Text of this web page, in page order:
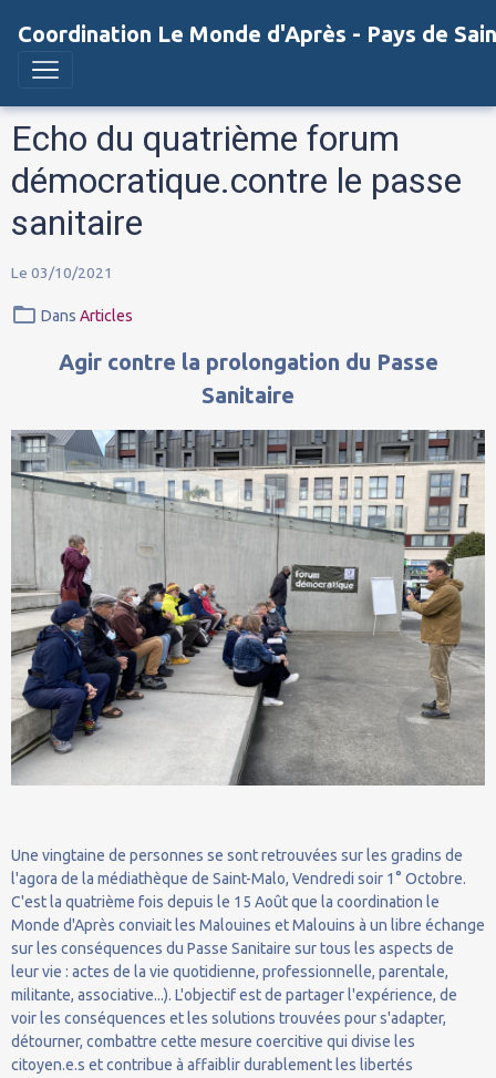
Coordination Le Monde d'Après - Pays de
Echo du quatrième forum
démocratique.contre le passe
sanitaire
Le 03/10/2021
Dans Articles
Agir contre la prolongation du Passe
Sanitaire
Une vingtaine de personnes se sont retrouvées sur les gradins de
l'agora de la médiathèque de Saint-Malo, Vendredi soir 1° Octobre.
C'est la quatrième fois depuis le 15 Août que la coordination le
Monde d'Après conviait les Malouines et Malouins à un libre échange
sur les conséquences du Passe Sanitaire sur tous les aspects de
leur vie : actes de la vie quotidienne, professionnelle, parentale,
militante, associative...). L'objectif est de partager l'expérience, de
voir les conséquences et les solutions trouvées pour s'adapter,
détourner, combattre cette mesure coercitive qui divise les
citoyen.e.s et contribue à affaiblir durablement les libertés